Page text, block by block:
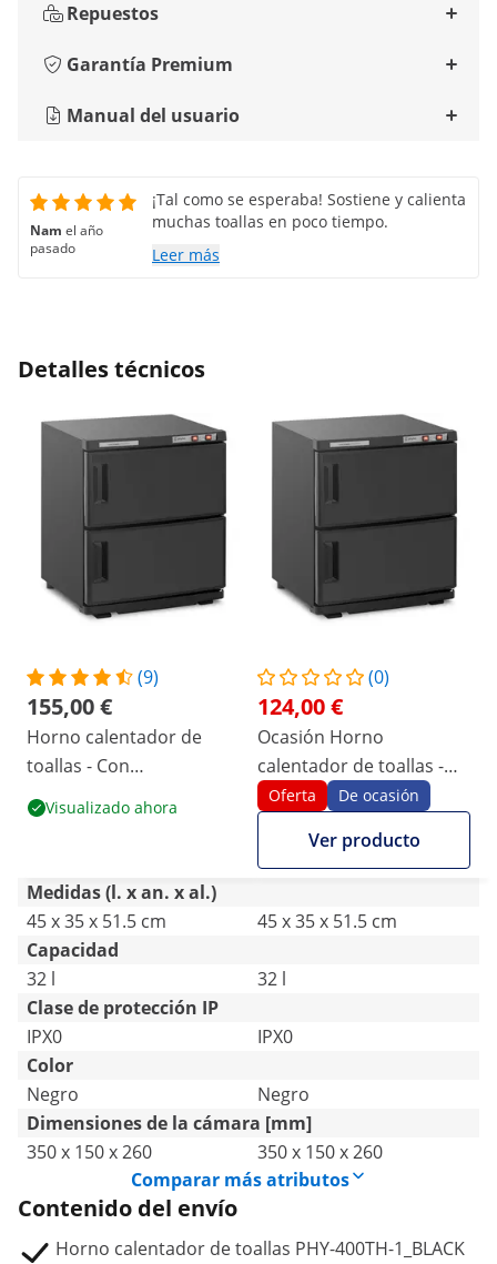
Repuestos
Garantía Premium
Manual del usuario
Nam el año
pasado
¡Tal como se esperaba! Sostiene y calienta
muchas toallas en poco tiempo.
Leer más
Detalles técnicos
(9)
155,00 €
Horno calentador de
toallas - Con
esterilización UV - 70 °C -
450 W - 32 L
Visualizado ahora
(0)
124,00 €
Ocasión Horno
calentador de toallas -
Con esterilización UV - 70
°C - 450 W - 32 L
Oferta De ocasión
Ver producto
Medidas (l. x an. x al.)
45 x 35 x 51.5 cm
45 x 35 x 51.5 cm
Capacidad
32 l
32 l
Clase de protección IP
IPX0
IPX0
Color
Negro
Negro
Dimensiones de la cámara [mm]
350 x 150 x 260
350 x 150 x 260
Comparar más atributos
Contenido del envío
Horno calentador de toallas PHY-400TH-1_BLACK